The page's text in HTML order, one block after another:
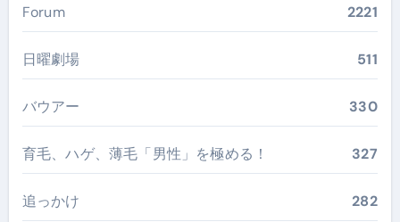
Forum 2221
日曜劇場 511
バウアー 330
育毛、ハゲ、薄毛「男性」を極める！ 327
追っかけ 282